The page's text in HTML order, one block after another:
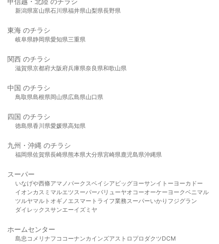
新潟県富山県石川県福井県山梨県長野県
東海 のチラシ
岐阜県静岡県愛知県三重県
関西 のチラシ
滋賀県京都府大阪府兵庫県奈良県和歌山県
中国 のチラシ
鳥取県島根県岡山県広島県山口県
四国 のチラシ
徳島県香川県愛媛県高知県
九州・沖縄 のチラシ
福岡県佐賀県長崎県熊本県大分県宮崎県鹿児島県沖縄県
スーパー
いなげや西條アマノパークスベイシア ビッグヨーサンイトーヨーカドー
イオンカスミ マルエツスーパーバリューヤオコーオーケー ヨークベニマル
ツルヤマルト オギノ エスマート ライフ業務スーパーいかり フジグラン
ダイレックスサンエーイズミヤ
ホームセンター
島忠 コメリ ナフコ コーナンカインズアストロプロダクツDCM